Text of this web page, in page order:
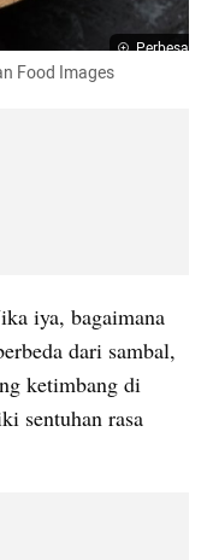
Perbesar
Food Images
iya, bagaimana
dari sambal,
ketimbang di
sentuhan rasa